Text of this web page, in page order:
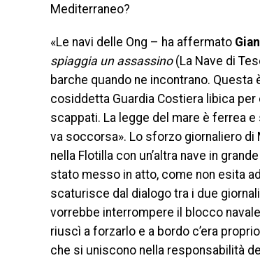
Mediterraneo?
«Le navi delle Ong – ha affermato
spiaggia un assassino(La Nave di
barche quando ne incontrano.
cosiddetta Guardia Costiera libica
scappati. La legge del mare è ferrea
va soccorsa». Lo sforzo giornaliero di
nella Flotilla con un’altra nave in
stato messo in atto, come non esita
scaturisce dal dialogo tra i due
vorrebbe interrompere il blocco
riuscì a forzarlo e a bordo c’era
che si uniscono nella responsabilità